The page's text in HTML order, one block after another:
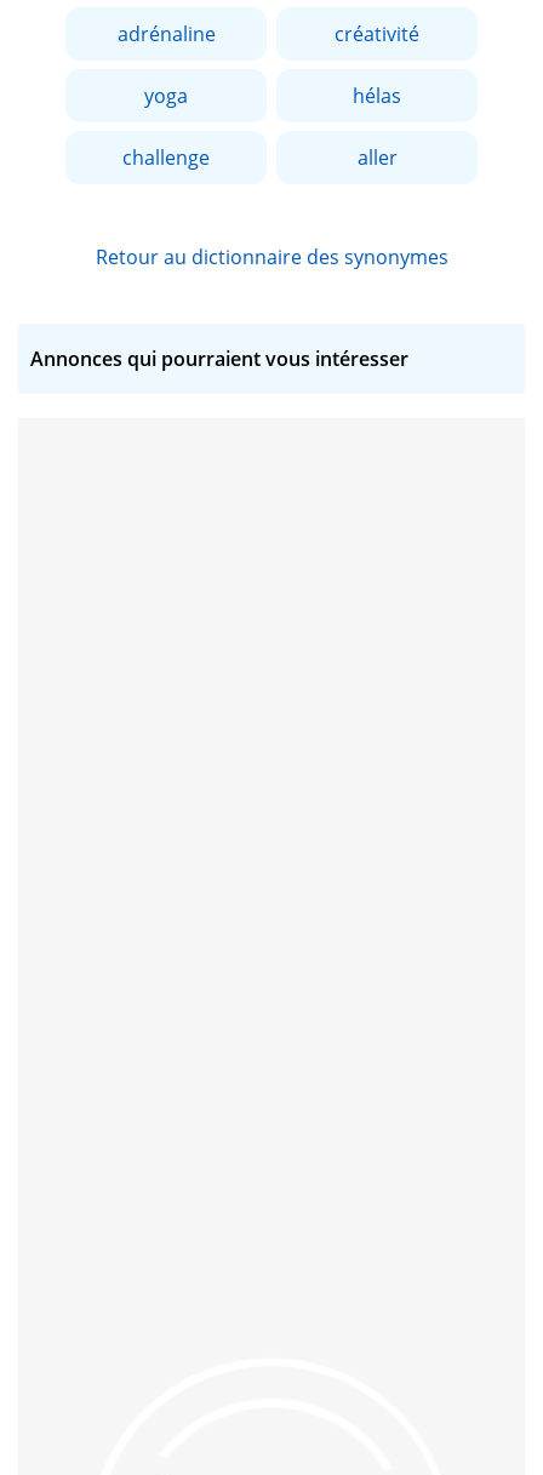
adrénaline créativité
yoga hélas
challenge aller
Retour au dictionnaire des synonymes
Annonces qui pourraient vous intéresser